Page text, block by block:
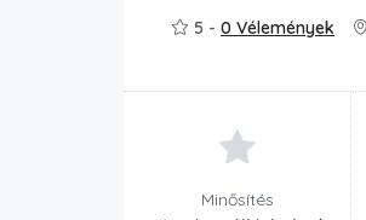
5 - 0 Vélemények
Minősítés